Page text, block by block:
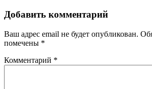
Добавить комментарий
Ваш адрес email не будет опубликован.
помечены *
Комментарий *